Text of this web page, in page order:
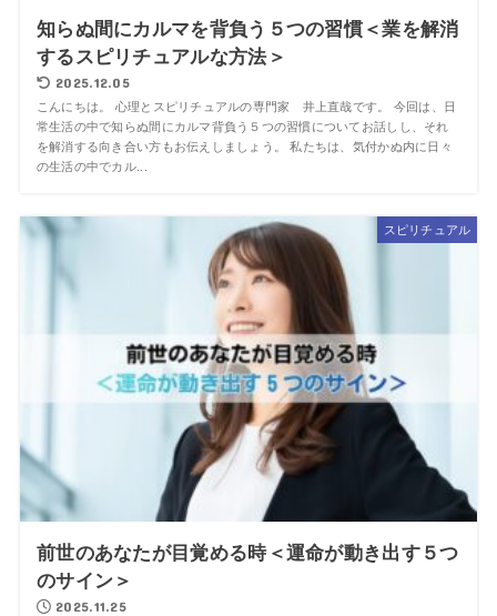
知らぬ間にカルマを背負う５つの習慣＜業を解消
するスピリチュアルな方法＞
2025.12.05
こんにちは。 心理とスピリチュアルの専門家 井上直哉です。 今回は、日
常生活の中で知らぬ間にカルマ背負う５つの習慣についてお話しし、それ
を解消する向き合い方もお伝えしましょう。 私たちは、気付かぬ内に日々
の生活の中でカル...
スピリチュアル
前世のあなたが目覚める時＜運命が動き出す５つ
のサイン＞
2025.11.25